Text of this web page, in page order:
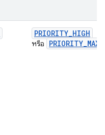
PRIORITY_HIGH
หรือ PRIORITY_MAX